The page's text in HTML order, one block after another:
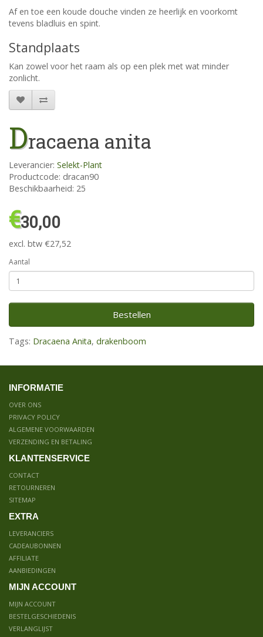
Af en toe een koude douche vinden ze heerlijk en voorkomt
tevens bladluis en spint.
Standplaats
Kan zowel voor het raam als op een plek met wat minder
zonlicht.
Dracaena anita
Leverancier: Selekt-Plant
Productcode: dracan90
Beschikbaarheid: 25
€30,00
excl. btw €27,52
Aantal
Bestellen
Tags: Dracaena Anita, drakenboom
INFORMATIE
OVER ONS
PRIVACY POLICY
ALGEMENE VOORWAARDEN
VERZENDING EN BETALING
KLANTENSERVICE
CONTACT
RETOURNEREN
SITEMAP
EXTRA
LEVERANCIERS
CADEAUBONNEN
AFFILIATE
AANBIEDINGEN
MIJN ACCOUNT
MIJN ACCOUNT
BESTELGESCHIEDENIS
VERLANGLIJST